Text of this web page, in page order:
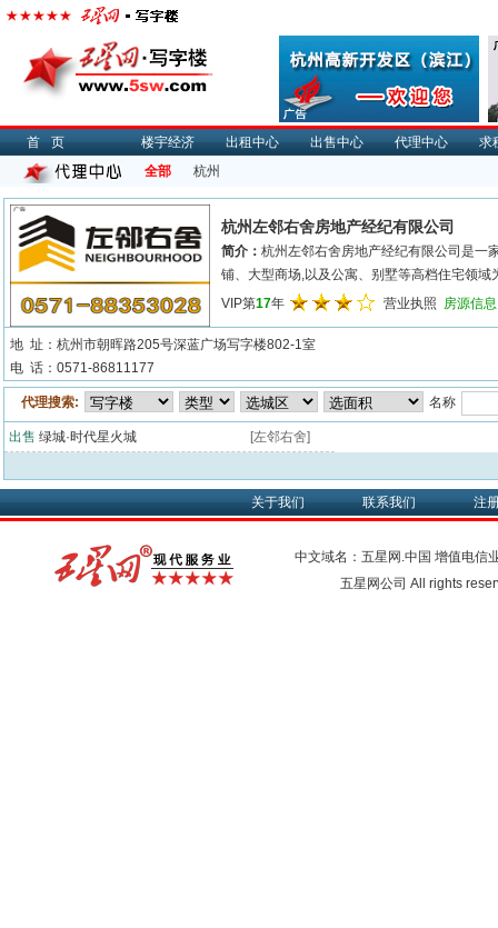
首页 楼宇经济 出租中心 出售中心 代理中心
求
全部
杭州
杭州左邻右舍房地产经纪有限公司
简介： 杭州左邻右舍房地产经纪有限公司是一
铺、大型商场,以及公寓、别墅等高档住宅领域
VIP第17年 营业执照 房源信息
地 址：杭州市朝晖路205号深蓝广场写字楼802-1室
电 话：0571-86811177
代理搜索: 名称
出售 绿城·时代星火城 [左邻右舍]
关于我们 联系我们 注
中文域名：五星网.中国 增值电信
五星网公司 All rights